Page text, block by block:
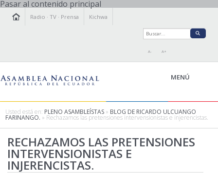
Pasar al contenido principal
Radio ·TV · Prensa Kichwa
A- A+
MENÚ
LEGISLAMOS
FISCALIZAMOS
TRANSPARENCIA
Usted está en: PLENO ASAMBLEÍSTAS » BLOG DE RICARDO ULCUANGO
FARINANGO. » Rechazamos las pretensiones intervensionistas e injerencistas.
RECHAZAMOS LAS PRETENSIONES
INTERVENSIONISTAS E
INJERENCISTAS.